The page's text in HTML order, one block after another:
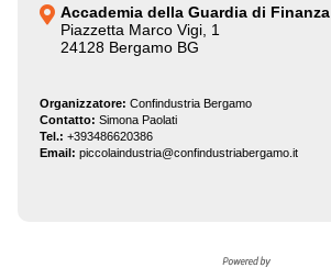
Accademia della Guardia di Finanza
Piazzetta Marco Vigi, 1
24128 Bergamo BG
Organizzatore: Confindustria Bergamo
Contatto: Simona Paolati
Tel.: +393486620386
Email: piccolaindustria@confindustriabergamo.it